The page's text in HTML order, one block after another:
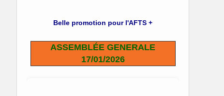
Belle promotion pour l'AFTS +
ASSEMBLÉE GENERALE
17/01/2026